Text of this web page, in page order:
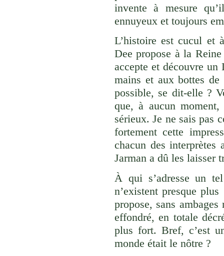
invente à mesure
ennuyeux et toujours
L’histoire est cucul et
Dee propose à la
accepte et découvre un
mains et aux bottes
possible, se dit-elle ?
que, à aucun
sérieux. Je ne sais pas
fortement cette
chacun des interprètes
Jarman a dû les laisser
À qui s’adresse un
n’existent presque
propose, sans
effondré, en totale
plus fort. Bref, c’est
monde était le nôtre ?